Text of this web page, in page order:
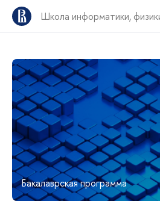
Школа информатики,
Бакалаврская программа